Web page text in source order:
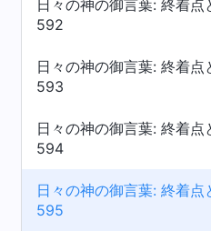
日々の神の御言葉: 終着
592
日々の神の御言葉: 終着
593
日々の神の御言葉: 終着
594
日々の神の御言葉: 終着
595